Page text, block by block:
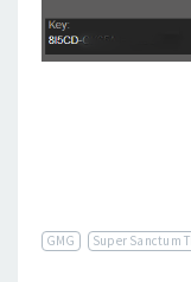
GMG Super Sanctum